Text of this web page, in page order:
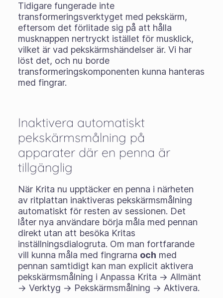
Tidigare fungerade inte
transformeringsverktyget med pekskärm,
eftersom det förlitade sig på att hålla
musknappen nertryckt istället för musklick,
vilket är vad pekskärmshändelser är. Vi har
löst det, och nu borde
transformeringskomponenten kunna hanteras
med fingrar.
Inaktivera automatiskt
pekskärmsmålning på
apparater där en penna är
tillgänglig
När Krita nu upptäcker en penna i närheten
av ritplattan inaktiveras pekskärmsmålning
automatiskt för resten av sessionen. Det
låter nya användare börja måla med pennan
direkt utan att besöka Kritas
inställningsdialogruta. Om man fortfarande
vill kunna måla med fingrarna och med
pennan samtidigt kan man explicit aktivera
pekskärmsmålning i Anpassa Krita -> Allmänt
-> Verktyg -> Pekskärmsmålning -> Aktivera.